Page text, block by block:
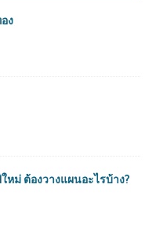
ง
ม่ ต้องวางแผนอะไรบ้าง?